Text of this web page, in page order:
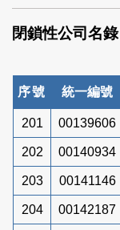
索
閉鎖性公司名錄
序號 統一編號
201 00139606
202 00140934
203 00141146
204 00142187